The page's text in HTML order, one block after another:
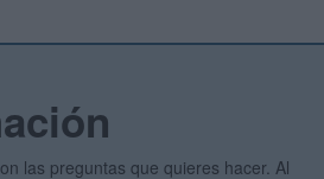
las preguntas que quieres hacer. Al